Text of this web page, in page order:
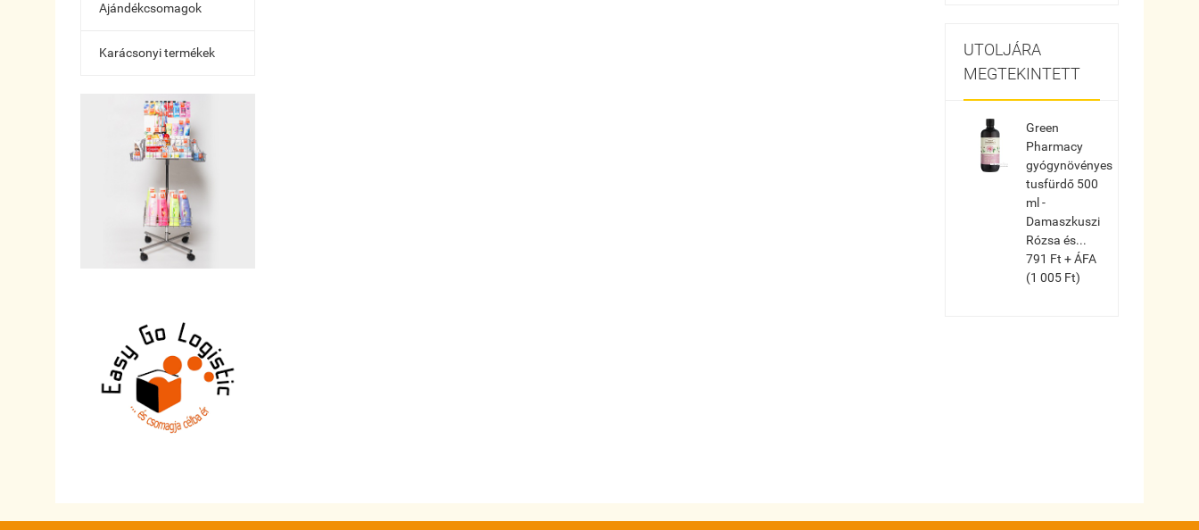
Ajándékcsomagok
Karácsonyi termékek
UTOLJÁRA
MEGTEKINTETT
Green
Pharmacy
gyógynövényes
tusfürdő 500
ml -
Damaszkuszi
Rózsa és...
791 Ft + ÁFA
(1 005 Ft)